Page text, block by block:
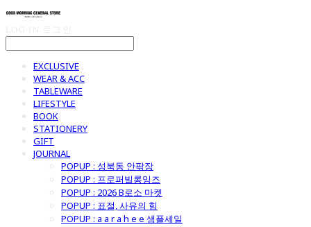
EXCLUSIVE
WEAR & ACC
TABLEWARE
LIFESTYLE
BOOK
STATIONERY
GIFT
JOURNAL
POPUP : 성북동 안팎장
POPUP : 프로퍼빌롱잉즈
POPUP : 2026 B로소 마켓
POPUP : 표절, 사유의 힘
POPUP : a a r a h e e 샘플세일